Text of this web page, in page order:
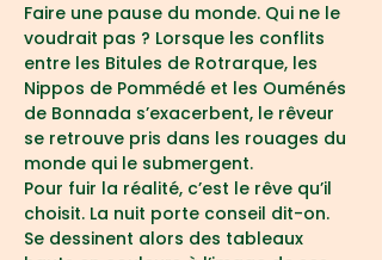
Faire une pause du monde. Qui ne le
voudrait pas ? Lorsque les conflits
entre les Bitules de Rotrarque, les
Nippos de Pommédé et les Ouménés
de Bonnada s’exacerbent, le rêveur
se retrouve pris dans les rouages du
monde qui le submergent.
Pour fuir la réalité, c’est le rêve qu’il
choisit. La nuit porte conseil dit-on.
Se dessinent alors des tableaux